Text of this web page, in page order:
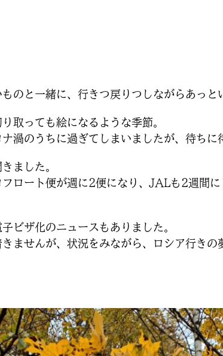
のと一緒に、行きつ戻りつしながらあっと
取っても絵になるような季節。
渦のうちに過ぎてしまいましたが、待ちに
ました。
ロート便が週に2便になり、JALも2週間
ビザ化のニュースもありました。
ませんが、状況をみながら、ロシア行き